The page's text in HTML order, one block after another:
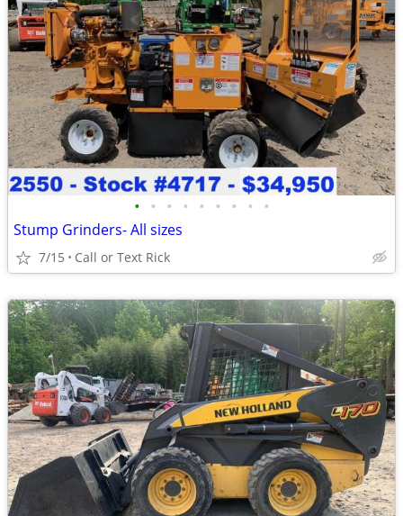
• • • • • • • • •
Stump Grinders- All sizes
7/15 Call or Text Rick